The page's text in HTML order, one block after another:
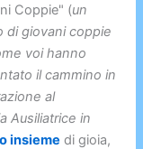
Coppie" (un
di giovani coppie
voi hanno
il cammino in
al
Ausiliatrice in
insieme di gioia,